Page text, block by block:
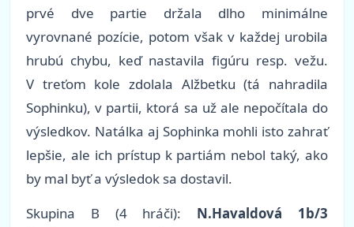
prvé dve partie držala dlho minimálne
vyrovnané pozície, potom však v každej urobila
hrubú chybu, keď nastavila figúru resp. vežu.
V treťom kole zdolala Alžbetku (tá nahradila
Sophinku), v partii, ktorá sa už ale nepočítala do
výsledkov. Natálka aj Sophinka mohli isto zahrať
lepšie, ale ich prístup k partiám nebol taký, ako
by mal byť a výsledok sa dostavil.
Skupina B (4 hráči): N.Havaldová 1b/3